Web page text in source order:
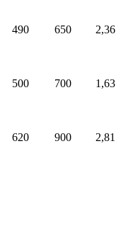
490 650 2,36
500 700 1,63
620 900 2,81